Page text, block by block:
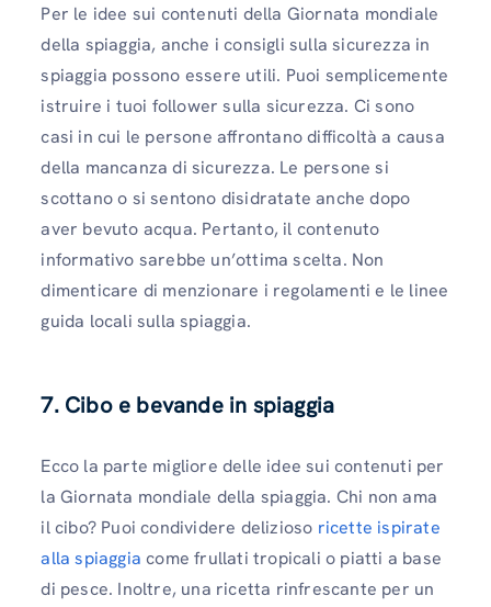
Per le idee sui contenuti della Giornata mondiale
della spiaggia, anche i consigli sulla sicurezza in
spiaggia possono essere utili. Puoi semplicemente
istruire i tuoi follower sulla sicurezza. Ci sono
casi in cui le persone affrontano difficoltà a causa
della mancanza di sicurezza. Le persone si
scottano o si sentono disidratate anche dopo
aver bevuto acqua. Pertanto, il contenuto
informativo sarebbe un’ottima scelta. Non
dimenticare di menzionare i regolamenti e le linee
guida locali sulla spiaggia.
7. Cibo e bevande in spiaggia
Ecco la parte migliore delle idee sui contenuti per
la Giornata mondiale della spiaggia. Chi non ama
il cibo? Puoi condividere delizioso ricette ispirate
alla spiaggia come frullati tropicali o piatti a base
di pesce. Inoltre, una ricetta rinfrescante per un